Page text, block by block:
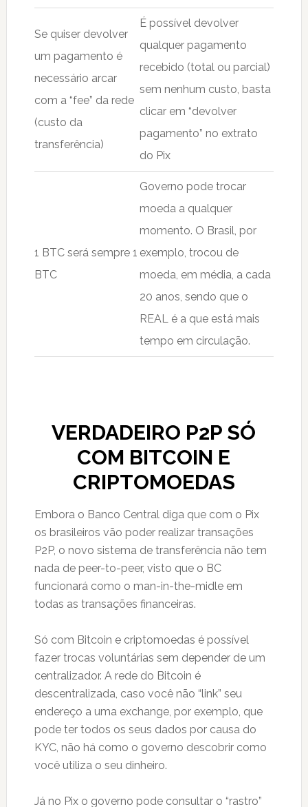
Se quiser devolver
um pagamento é
necessário arcar
com a “fee” da rede
(custo da
transferência)
É possível devolver
qualquer pagamento
recebido (total ou parcial)
sem nenhum custo, basta
clicar em “devolver
pagamento” no extrato
do Pix
1 BTC será sempre 1
BTC
Governo pode trocar
moeda a qualquer
momento. O Brasil, por
exemplo, trocou de
moeda, em média, a cada
20 anos, sendo que o
REAL é a que está mais
tempo em circulação.
VERDADEIRO P2P SÓ
COM BITCOIN E
CRIPTOMOEDAS
Embora o Banco Central diga que com o Pix
os brasileiros vão poder realizar transações
P2P, o novo sistema de transferência não tem
nada de peer-to-peer, visto que o BC
funcionará como o man-in-the-midle em
todas as transações financeiras.
Só com Bitcoin e criptomoedas é possível
fazer trocas voluntárias sem depender de um
centralizador. A rede do Bitcoin é
descentralizada, caso você não “link” seu
endereço a uma exchange, por exemplo, que
pode ter todos os seus dados por causa do
KYC, não há como o governo descobrir como
você utiliza o seu dinheiro.
Já no Pix o governo pode consultar o “rastro”